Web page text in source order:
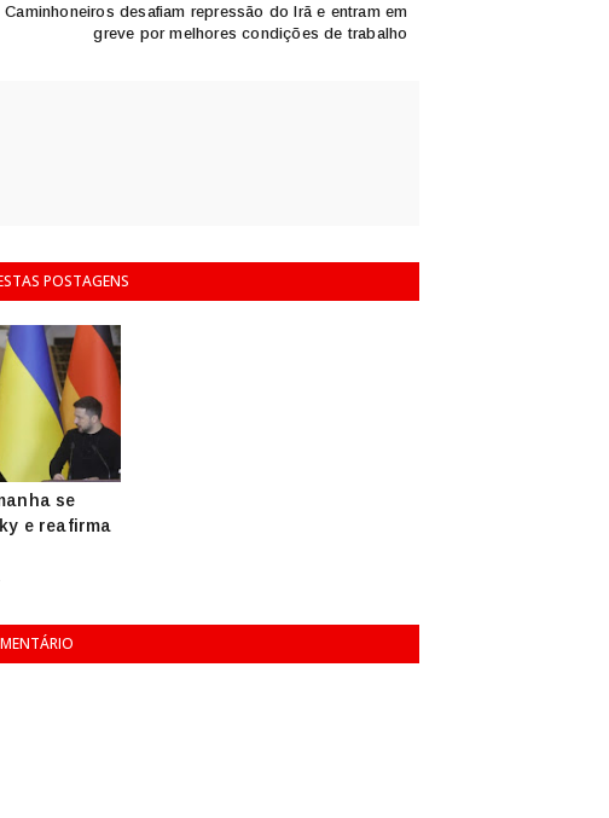
Caminhoneiros desafiam repressão do Irã e entram em
greve por melhores condições de trabalho
POSTAGENS
se
e reafirma